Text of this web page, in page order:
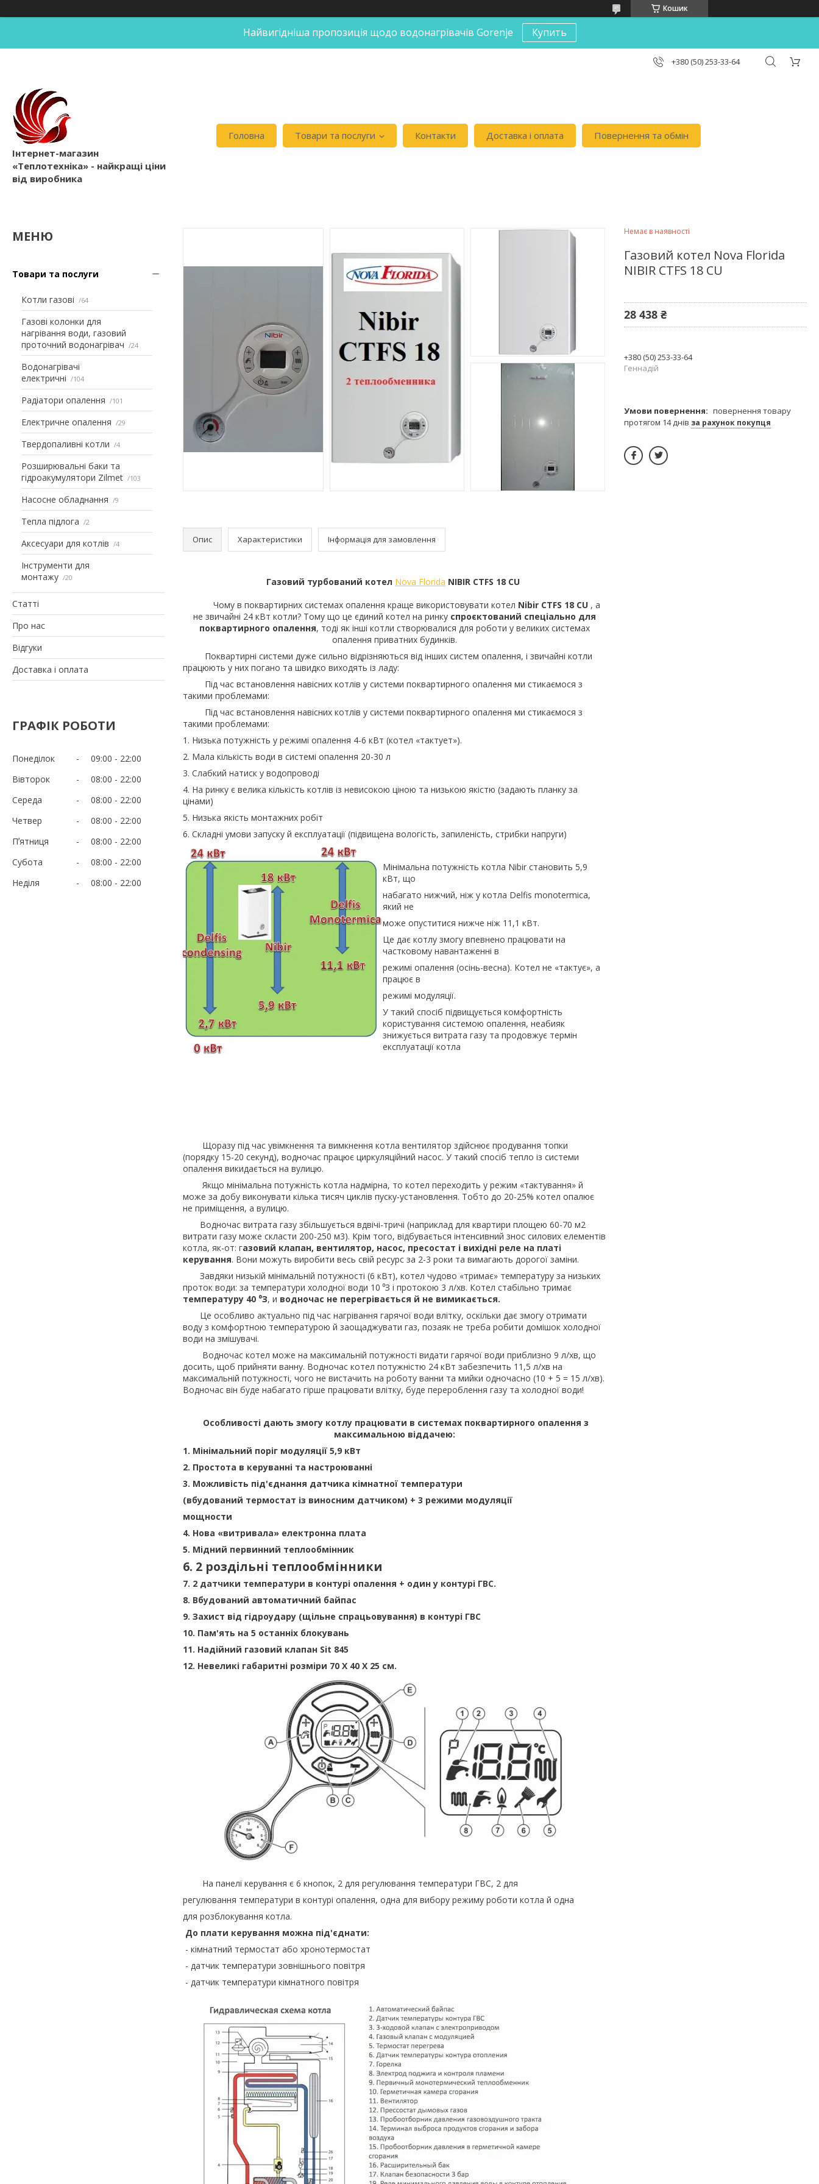
Кошик
Найвигідніша пропозиція щодо водонагрівачів Gorenje Купить
+380 (50) 253-33-64
Інтернет-магазин
«Теплотехніка» - найкращі ціни
від виробника
Головна Товари та послуги Контакти Доставка і оплата Повернення та обмін
Товари та послуги
Котли газові 64
Газові колонки для
нагрівання води, газовий
проточний водонагрівач
24
Водонагрівачі
електричні
104
Радіатори опалення 101
Електричне опалення 29
Твердопаливні котли 4
Розширювальні баки та
гідроакумулятори Zilmet
103
Насосне обладнання 9
Тепла підлога 2
Аксесуари для котлів 4
Інструменти для
монтажу
20
Статті
Про нас
Відгуки
Доставка і оплата
ГРАФІК РОБОТИ
Понеділок 09:00
22:00
Вівторок
08:00
22:00
Середа
08:00
22:00
Четвер
08:00
22:00
Пʼятниця
08:00
22:00
Субота
08:00
22:00
Неділя
08:00 22:00
Опис Характеристики Інформація для замовлення
Газовий турбований котел Nova Florida NIBIR CTFS 18 СU
Чому в поквартирних системах опалення краще використовувати котел Nibir CTFS 18 СU , а
не звичайні 24 кВт котли? Тому що це єдиний котел на ринку спроєктований спеціально для
поквартирного опалення, тоді як інші котли створювалися для роботи у великих системах
опалення приватних будинків.
Поквартирні системи дуже сильно відрізняються від інших систем опалення, і звичайні котли
працюють у них погано та швидко виходять із ладу:
Під час встановлення навісних котлів у системи поквартирного опалення ми стикаємося з
такими проблемами:
Під час встановлення навісних котлів у системи поквартирного опалення ми стикаємося з
такими проблемами:
1. Низька потужність у режимі опалення 4-6 кВт (котел «тактует»).
2. Мала кількість води в системі опалення 20-30 л
3. Слабкий натиск у водопроводі
4. На ринку є велика кількість котлів із невисокою ціною та низькою якістю (задають планку за
цінами)
5. Низька якість монтажних робіт
6. Складні умови запуску й експлуатації (підвищена вологість, запиленість, стрибки напруги)
Мінімальна потужність котла Nibir становить 5,9
кВт, що
набагато нижчий, ніж у котла Delfis monotermica,
який не
може опуститися нижче ніж 11,1 кВт.
Це дає котлу змогу впевнено працювати на
частковому навантаженні в
режимі опалення (осінь-весна). Котел не «тактує», а
працює в
режимі модуляції.
У такий спосіб підвищується комфортність
користування системою опалення, неабияк
знижується витрата газу та продовжує термін
експлуатації котла
Щоразу під час увімкнення та вимкнення котла вентилятор здійснює продування топки
(порядку 15-20 секунд), водночас працює циркуляційний насос. У такий спосіб тепло із системи
опалення викидається на вулицю.
Якщо мінімальна потужність котла надмірна, то котел переходить у режим «тактування» й
може за добу виконувати кілька тисяч циклів пуску-установлення. Тобто до 20-25% котел опалює
не приміщення, а вулицю.
Водночас витрата газу збільшується вдвічі-тричі (наприклад для квартири площею 60-70 м2
витрати газу може скласти 200-250 м3). Крім того, відбувається інтенсивний знос силових елементів
котла, як-от: газовий клапан, вентилятор, насос, пресостат і вихідні реле на платі
керування. Вони можуть виробити весь свій ресурс за 2-3 роки та вимагають дорогої заміни.
Завдяки низькій мінімальній потужності (6 кВт), котел чудово «тримає» температуру за низьких
проток води: за температури холодної води 10 ⁰З і протокою 3 л/хв. Котел стабільно тримає
температуру 40 ⁰З, и водночас не перегрівається й не вимикається.
Це особливо актуально під час нагрівання гарячої води влітку, оскільки дає змогу отримати
воду з комфортною температурою й заощаджувати газ, позаяк не треба робити домішок холодної
води на змішувачі.
Водночас котел може на максимальній потужності видати гарячої води приблизно 9 л/хв, що
досить, щоб прийняти ванну. Водночас котел потужністю 24 кВт забезпечить 11,5 л/хв на
максимальній потужності, чого не вистачить на роботу ванни та мийки одночасно (10 + 5 = 15 л/хв).
Водночас він буде набагато гірше працювати влітку, буде перероблення газу та холодної води!
Особливості дають змогу котлу працювати в системах поквартирного опалення з
максимальною віддачею:
1. Мінімальний поріг модуляції 5,9 кВт
2. Простота в керуванні та настроюванні
3. Можливість під'єднання датчика кімнатної температури
(вбудований термостат із виносним датчиком) + 3 режими модуляції
мощности
4. Нова «витривала» електронна плата
5. Мідний первинний теплообмінник
6. 2 роздільні теплообмінники
7. 2 датчики температури в контурі опалення + один у контурі ГВС.
8. Вбудований автоматичний байпас
9. Захист від гідроудару (щільне спрацьовування) в контурі ГВС
10. Пам'ять на 5 останніх блокувань
11. Надійний газовий клапан Sit 845
12. Невеликі габаритні розміри 70 Х 40 Х 25 см.
На панелі керування є 6 кнопок, 2 для регулювання температури ГВС, 2 для
регулювання температури в контурі опалення, одна для вибору режиму роботи котла й одна
для розблокування котла.
До плати керування можна під'єднати:
- кімнатний термостат або хронотермостат
- датчик температури зовнішнього повітря
- датчик температури кімнатного повітря
Немає в наявності
Газовий котел Nova Florida
NIBIR CTFS 18 СU
28 438 ₴
+380 (50) 253-33-64
Геннадій
повернення товару
протягом 14 днів за рахунок покупця